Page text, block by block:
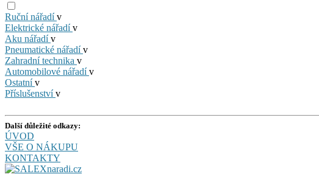
Ruční nářadív
Elektrické nářadív
Aku nářadív
Pneumatické nářadív
Zahradní technika v
Automobilové nářadív
Ostatnív
Příslušenstvív
Další důležité odkazy:
ÚVOD
VŠE O NÁKUPU
KONTAKTY